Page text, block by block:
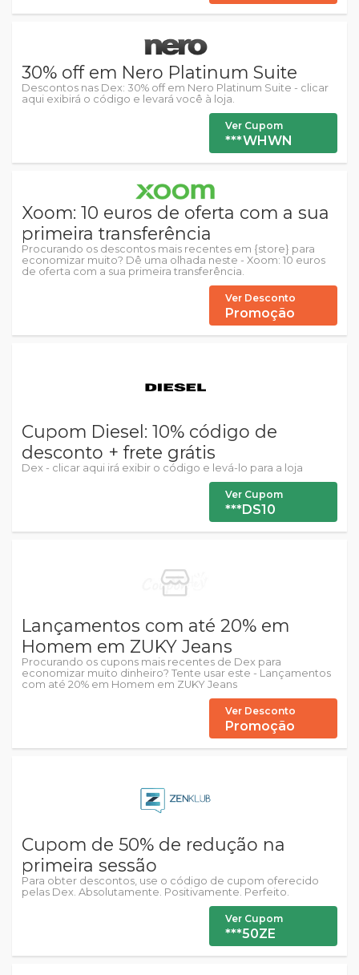
30% off em Nero Platinum Suite
Descontos nas Dex: 30% off em Nero Platinum Suite - clicar
aqui exibirá o código e levará você à loja.
Ver Cupom
***WHWN
Xoom: 10 euros de oferta com a sua
primeira transferência
Procurando os descontos mais recentes em {store} para
economizar muito? Dê uma olhada neste - Xoom: 10 euros
de oferta com a sua primeira transferência.
Ver Desconto
Promoção
Cupom Diesel: 10% código de
desconto + frete grátis
Dex - clicar aqui irá exibir o código e levá-lo para a loja
Ver Cupom
***DS10
Lançamentos com até 20% em
Homem em ZUKY Jeans
Procurando os cupons mais recentes de Dex para
economizar muito dinheiro? Tente usar este - Lançamentos
com até 20% em Homem em ZUKY Jeans
Ver Desconto
Promoção
Cupom de 50% de redução na
primeira sessão
Para obter descontos, use o código de cupom oferecido
pelas Dex. Absolutamente. Positivamente. Perfeito.
Ver Cupom
***50ZE